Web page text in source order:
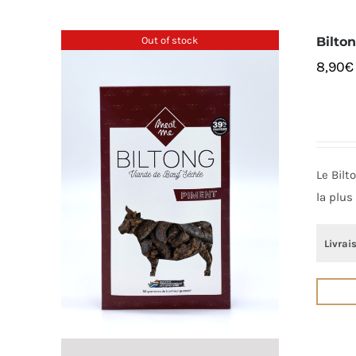
Out of stock
8,90€
Le
la plus